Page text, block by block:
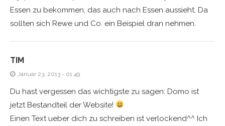
Essen zu bekommen, das auch nach Essen aussieht. Da
sollten sich Rewe und Co. ein Beispiel dran nehmen.
TIM
Januar 23, 2013 - 01:49
Du hast vergessen das wichtigste zu sagen: Domo ist
jetzt Bestandteil der Website!
Einen Text ueber dich zu schreiben ist verlockend^^ Ich